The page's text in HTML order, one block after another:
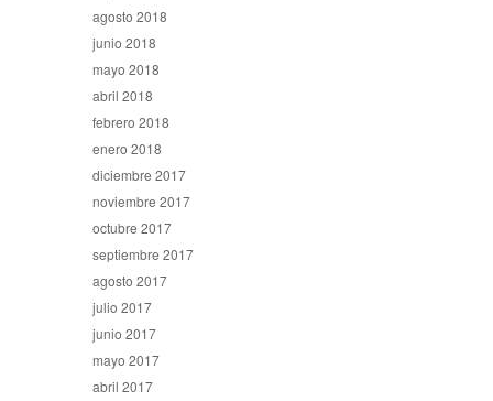
agosto 2018
junio 2018
mayo 2018
abril 2018
febrero 2018
enero 2018
diciembre 2017
noviembre 2017
octubre 2017
septiembre 2017
agosto 2017
julio 2017
junio 2017
mayo 2017
abril 2017